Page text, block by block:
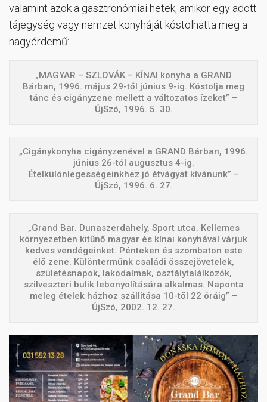
valamint azok a gasztronómiai hetek, amikor egy adott
tájegység vagy nemzet konyháját kóstolhatta meg a
nagyérdemű:
„MAGYAR – SZLOVÁK – KÍNAI konyha a GRAND
Bárban, 1996. május 29-től június 9-ig. Kóstolja meg
tánc és cigányzene mellett a változatos ízeket” –
ÚjSzó, 1996. 5. 30.
„Cigánykonyha cigányzenével a GRAND Bárban, 1996.
június 26-tól augusztus 4-ig.
Ételkülönlegességeinkhez jó étvágyat kívánunk” –
ÚjSzó, 1996. 6. 27.
„Grand Bar. Dunaszerdahely, Sport utca. Kellemes
környezetben kitűnő magyar és kínai konyhával várjuk
kedves vendégeinket. Pénteken és szombaton este
élő zene. Különtermünk családi összejövetelek,
születésnapok, lakodalmak, osztálytalálkozók,
szilveszteri bulik lebonyolítására alkalmas. Naponta
meleg ételek házhoz szállítása 10-től 22 óráig” –
ÚjSzó, 2002. 12. 27.